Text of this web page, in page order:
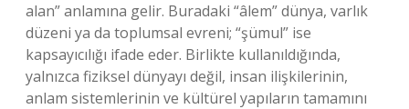
alan” anlamına gelir. Buradaki “âlem” dünya, varlık
düzeni ya da toplumsal evreni; “şümul” ise
kapsayıcılığı ifade eder. Birlikte kullanıldığında,
yalnızca fiziksel dünyayı değil, insan ilişkilerinin,
anlam sistemlerinin ve kültürel yapıların tamamını